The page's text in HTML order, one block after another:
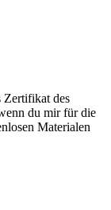
Zertifikat des
du mir für die
Materialen